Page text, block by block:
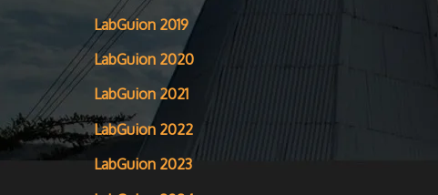
LabGuion 2019
LabGuion 2020
LabGuion 2021
LabGuion 2022
LabGuion 2023